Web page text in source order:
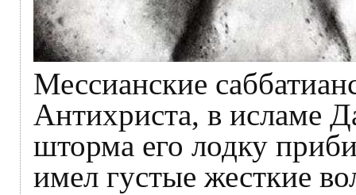
Мессианские
Антихриста, в исламе
шторма его лодку
имел густые жесткие